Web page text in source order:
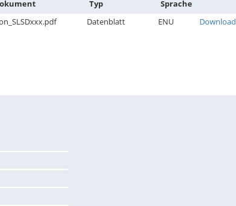
Typ
Sprache
Datenblatt ENU Download